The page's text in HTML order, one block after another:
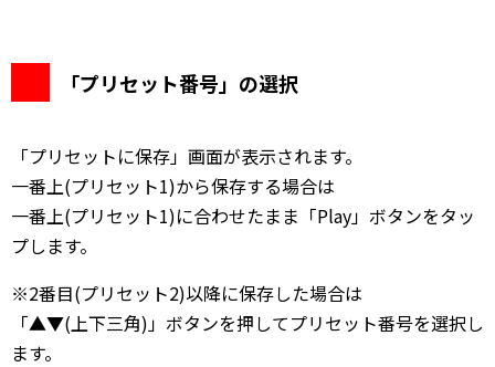
「プリセット番号」の選択
「プリセットに保存」画面が表示されます。
一番上(プリセット1)から保存する場合は
一番上(プリセット1)に合わせたまま「Play」ボタンをタッ
プします。
※2番目(プリセット2)以降に保存した場合は
「▲▼(上下三角)」ボタンを押してプリセット番号を選択し
ます。